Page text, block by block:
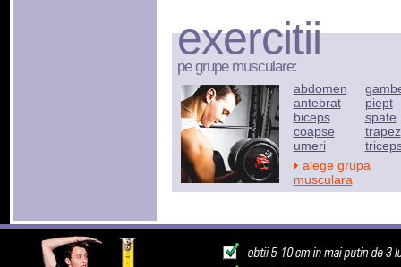
exercitii
pe grupe musculare:
abdomen
antebrat
biceps
coapse
umeri
piept
spate
trapez
alege grupa
musculara